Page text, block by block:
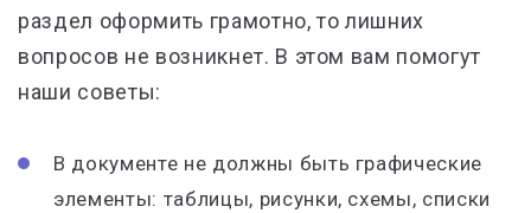
раздел оформить грамотно, то лишних
вопросов не возникнет. В этом вам помогут
наши советы:
В документе не должны быть графические
элементы: таблицы, рисунки, схемы, списки